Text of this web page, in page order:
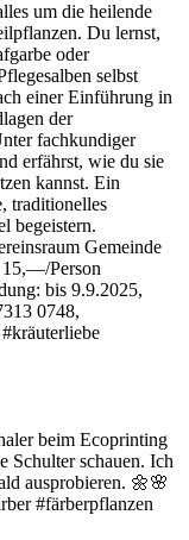
um die heilende
Du lernst,
oder
selbst
einer Einführung in
der
fachkundiger
erfährst, wie du sie
kannst. Ein
traditionelles
begeistern.
Gemeinde
15,—/Person
bis 9.9.2025,
0748,